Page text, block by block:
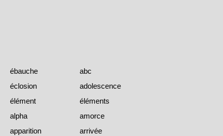
ébauche
abc
éclosion
adolescence
élément
éléments
alpha
amorce
apparition
arrivée